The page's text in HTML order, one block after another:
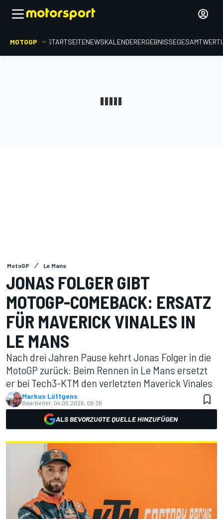
MOTOGP STARTSEITENEWSKALENDERERGEBNISSE
MotoGP Le Mans
JONAS FOLGER GIBT
MOTOGP-COMEBACK: ERSATZ
FÜR MAVERICK VINALES IN
LE MANS
Nach drei Jahren Pause kehrt Jonas Folger in die
MotoGP zurück: Beim Rennen in Le Mans ersetzt
er bei Tech3-KTM den verletzten Maverick Vinales
Markus Lüttgens
Bearbeitet: 04.05.2026, 09:36
ALS BEVORZUGTE QUELLE HINZUFÜGEN